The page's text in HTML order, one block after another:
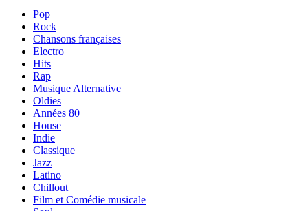
Pop
Rock
Chansons françaises
Electro
Hits
Rap
Musique Alternative
Oldies
Années 80
House
Indie
Classique
Jazz
Latino
Chillout
Film et Comédie musicale